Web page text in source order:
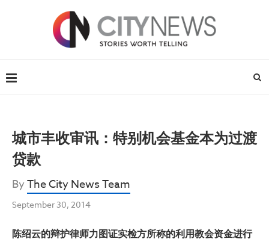
城市丰收审讯：特别机会基金本为过渡
贷款
ByThe City News Team
September 30, 2014
陈绍云的辩护律师力图证实检方所称的利用教会资金进行